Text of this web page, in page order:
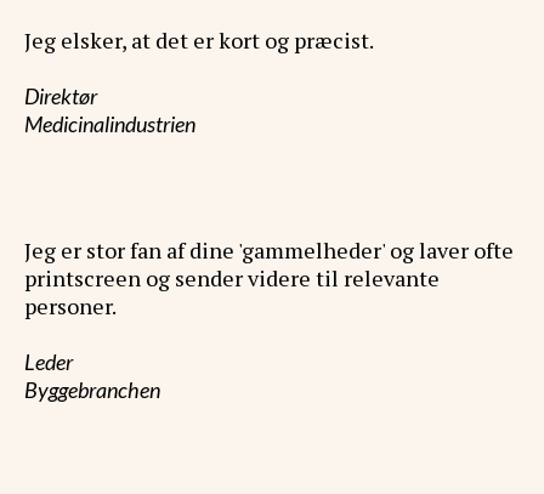
Jeg elsker, at det er kort og præcist.
Direktør
Medicinalindustrien
Jeg er stor fan af dine 'gammelheder' og laver ofte
printscreen og sender videre til relevante
personer.
Leder
Byggebranchen